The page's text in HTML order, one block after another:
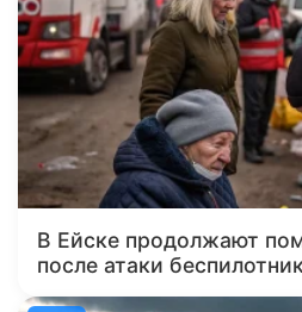
В Ейске продолжают
после атаки